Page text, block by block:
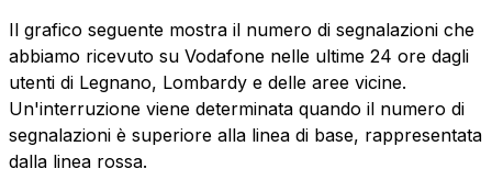
Il grafico seguente mostra il numero di segnalazioni che
abbiamo ricevuto su Vodafone nelle ultime 24 ore dagli
utenti di Legnano, Lombardy e delle aree vicine.
Un'interruzione viene determinata quando il numero di
segnalazioni è superiore alla linea di base, rappresentata
dalla linea rossa.